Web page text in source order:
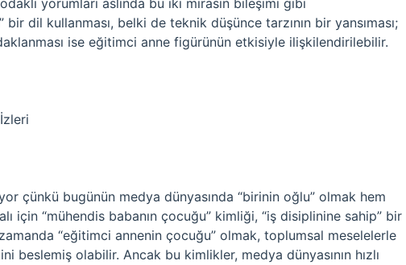
yorumları aslında bu iki mirasın bileşimi gibi
dil kullanması, belki de teknik düşünce tarzının bir yansıması;
ise eğitimci anne figürünün etkisiyle ilişkilendirilebilir.
çünkü bugünün medya dünyasında “birinin oğlu” olmak hem
için “mühendis babanın çocuğu” kimliği, “iş disiplinine sahip” bir
“eğitimci annenin çocuğu” olmak, toplumsal meselelerle
beslemiş olabilir. Ancak bu kimlikler, medya dünyasının hızlı